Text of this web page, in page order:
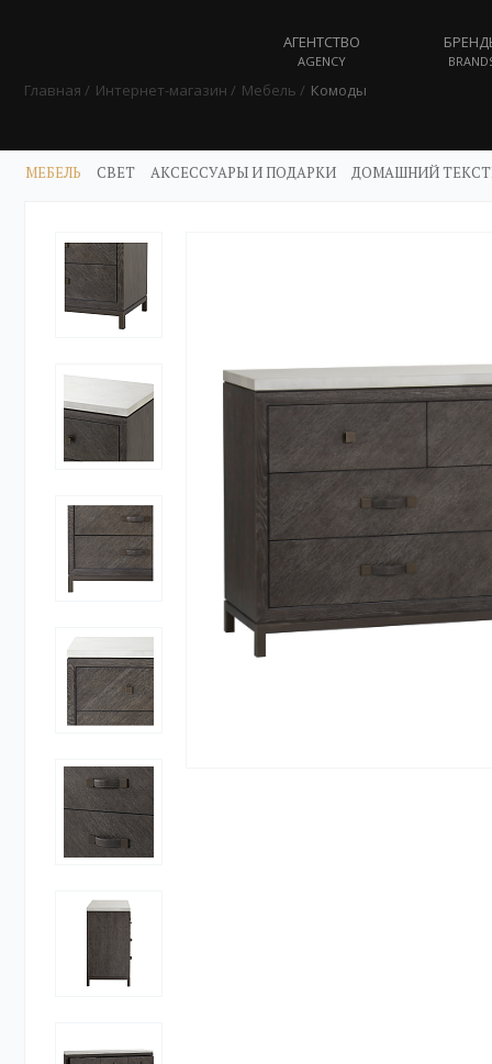
АГЕНТСТВО
AGENCY
Главная Интернет-магазин Мебель Комоды
МЕБЕЛЬ СВЕТ АКСЕССУАРЫ И ПОДАРКИ ДОМАШНИЙ